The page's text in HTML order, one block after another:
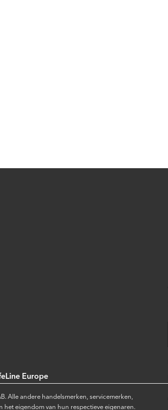
Europe
Alle andere handelsmerken, servicemerken,
eigendom van hun respectieve eigenaren.